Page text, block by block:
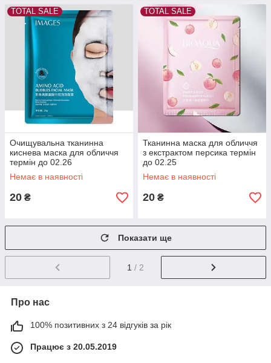
TOTAL SALE
Очищувальна тканинна
киснева маска для обличчя
термін до 02.26
Немає в наявності
20 ₴
TOTAL SALE
Тканинна маска для обличчя
з екстрактом персика термін
до 02.25
Немає в наявності
20 ₴
Показати ще
1 / 2
Про нас
100% позитивних з 24 відгуків за рік
Працює з 20.05.2019